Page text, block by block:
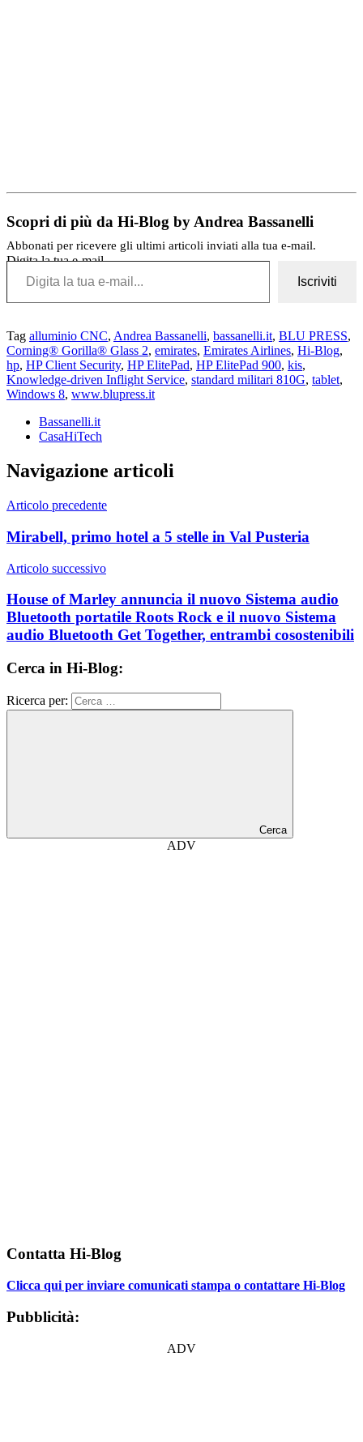
Scopri di più da Hi-Blog by Andrea Bassanelli
Abbonati per ricevere gli ultimi articoli inviati alla tua e-mail.
Digita la tua e-mail...
Iscriviti
Tag alluminio CNC, Andrea Bassanelli, bassanelli.it, BLU PRESS,
Corning® Gorilla® Glass 2, emirates, Emirates Airlines, Hi-Blog,
hp, HP Client Security, HP ElitePad, HP ElitePad 900, kis,
Knowledge-driven Inflight Service, standard militari 810G, tablet,
Windows 8, www.blupress.it
Bassanelli.it
CasaHiTech
Navigazione articoli
Articolo precedente
Mirabell, primo hotel a 5 stelle in Val Pusteria
Articolo successivo
House of Marley annuncia il nuovo Sistema audio
Bluetooth portatile Roots Rock e il nuovo Sistema
audio Bluetooth Get Together, entrambi cosostenibili
Cerca in Hi-Blog:
Ricerca per:
Cerca
ADV
Contatta Hi-Blog
Clicca qui per inviare comunicati stampa o contattare Hi-Blog
Pubblicità:
ADV